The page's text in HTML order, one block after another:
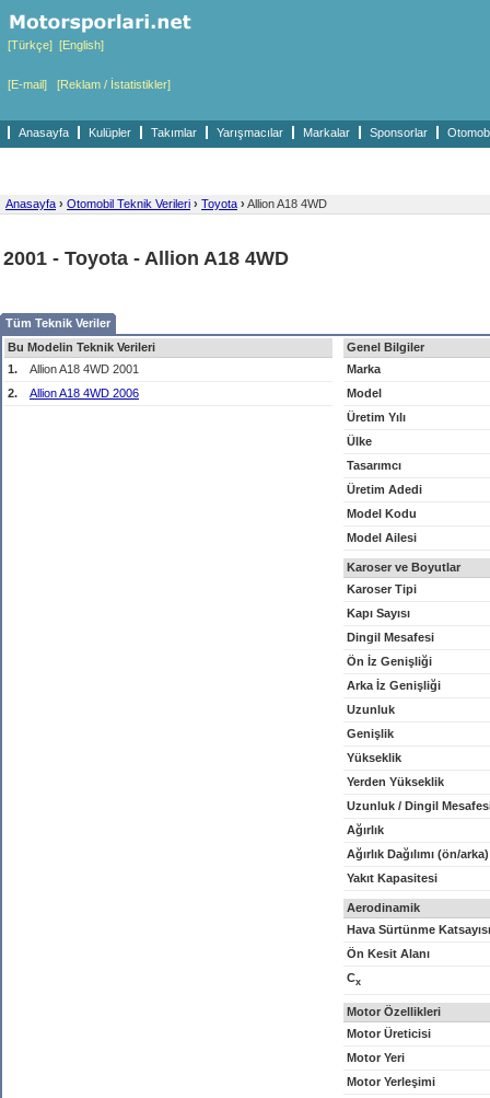
[Türkçe] [English]
[E-mail] [Reklam / İstatistikler]
Anasayfa Kulüpler Takımlar Yarışmacılar Markalar Sponsorlar
Anasayfa › Otomobil Teknik Verileri › Toyota › Allion A18 4WD
2001 - Toyota - Allion A18 4WD
Tüm Teknik Veriler
Bu Modelin Teknik Verileri
1.
Allion A18 4WD 2001
2.
Allion A18 4WD 2006
Genel Bilgiler
Marka
Model
Üretim Yılı
Ülke
Tasarımcı
Üretim Adedi
Model Kodu
Model Ailesi
Karoser ve Boyutlar
Karoser Tipi
Kapı Sayısı
Dingil Mesafesi
Ön İz Genişliği
Arka İz Genişliği
Uzunluk
Genişlik
Yükseklik
Yerden Yükseklik
Uzunluk / Dingil
Ağırlık
Ağırlık Dağılımı (ön/arka)
Yakıt Kapasitesi
Aerodinamik
Hava Sürtünme Katsayısı
Ön Kesit Alanı
Cx
Motor Özellikleri
Motor Üreticisi
Motor Yeri
Motor Yerleşimi